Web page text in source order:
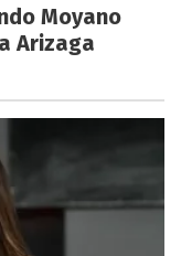
Moyano
Arizaga